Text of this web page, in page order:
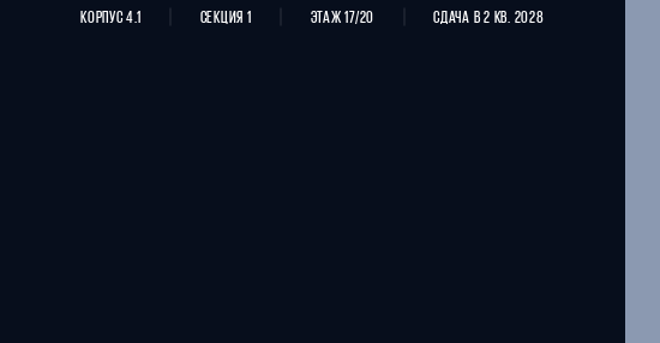
КОРПУС 4.1 СЕКЦИЯ 1 ЭТАЖ 17/20 СДАЧА В 2 КВ. 2028